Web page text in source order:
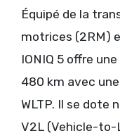
Équipé de la
motrices (2RM)
IONIQ 5 offre
480 km avec
WLTP. Il se dote
V2L (Vehicle-to-